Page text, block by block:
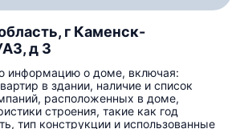
г Каменск-
д 3
информацию о доме, включая:
в здании, наличие и список
расположенных в доме,
строения, такие как год
тип конструкции и использованные